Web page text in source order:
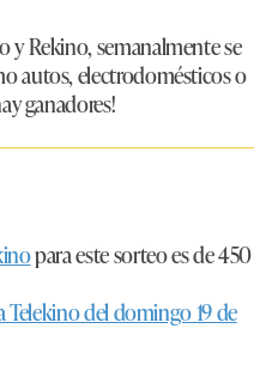
y Rekino, semanalmente se
autos, electrodomésticos o
ganadores!
para este sorteo es de 450
Telekino del domingo 19 de